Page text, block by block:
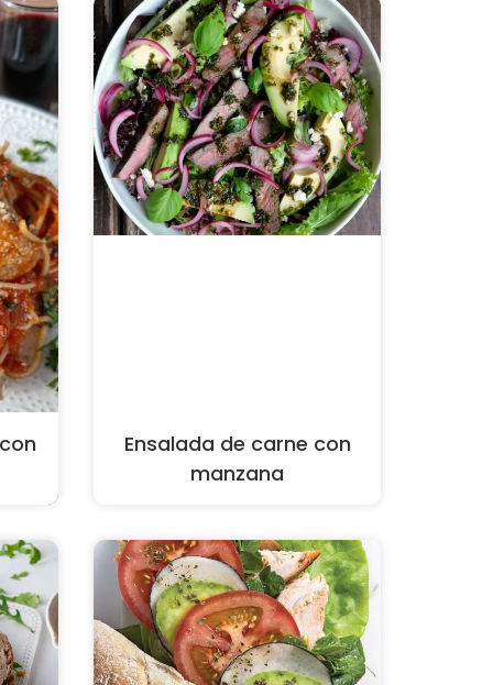
Ensalada de carne con
manzana